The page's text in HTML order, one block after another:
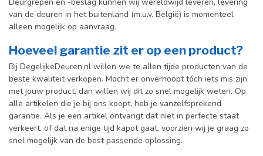
van de deuren in het buitenland (m.u.v. België) is momenteel
alleen mogelijk op aanvraag.
Hoeveel garantie zit er op een product?
Bij DegelijkeDeuren.nl willen we te allen tijde producten van de
beste kwaliteit verkopen. Mocht er onverhoopt tóch iets mis zijn
met jouw product, dan willen wij dit zo snel mogelijk weten. Op
alle artikelen die je bij ons koopt, heb je vanzelfsprekend
garantie. Als je een artikel ontvangt dat niet in perfecte staat
verkeert, of dat na enige tijd kapot gaat, voorzien wij je graag zo
snel mogelijk van de best passende oplossing.